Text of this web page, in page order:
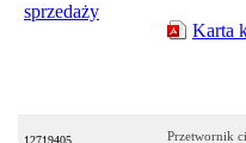
sprzedaży
Karta
12719405
Przetwornik